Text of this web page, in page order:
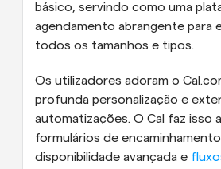
básico, servindo como uma
agendamento abrangente para
todos os tamanhos e tipos.
Os utilizadores adoram o
profunda personalização e
automatizações. O Cal faz isso
formulários de
disponibilidade avançada e